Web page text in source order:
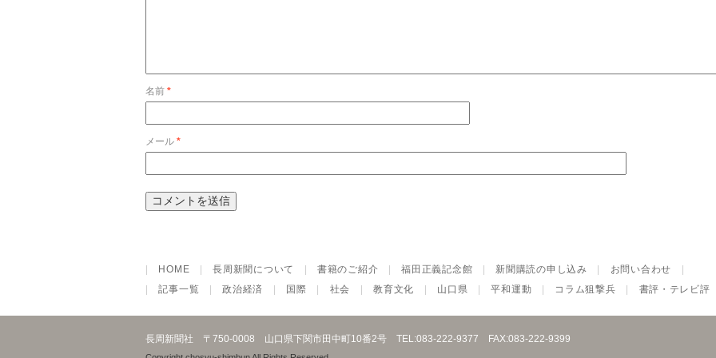
名前 *
メール *
HOME |長周新聞について |書籍のご紹介 |福田正義記念館 新聞購読の申し込み お問い合わせ
|記事一覧 |政治経済 国際 社会 |教育文化 山口県 |平和運動 コラム狙撃兵 書評・テレビ評
長周新聞社 〒750-0008 山口県下関市田中町10番2号 TEL:083-222-9377 FAX:083-222-9399